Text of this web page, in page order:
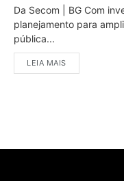
Da Secom | BG Com
planejamento para
pública...
LEIA MAIS